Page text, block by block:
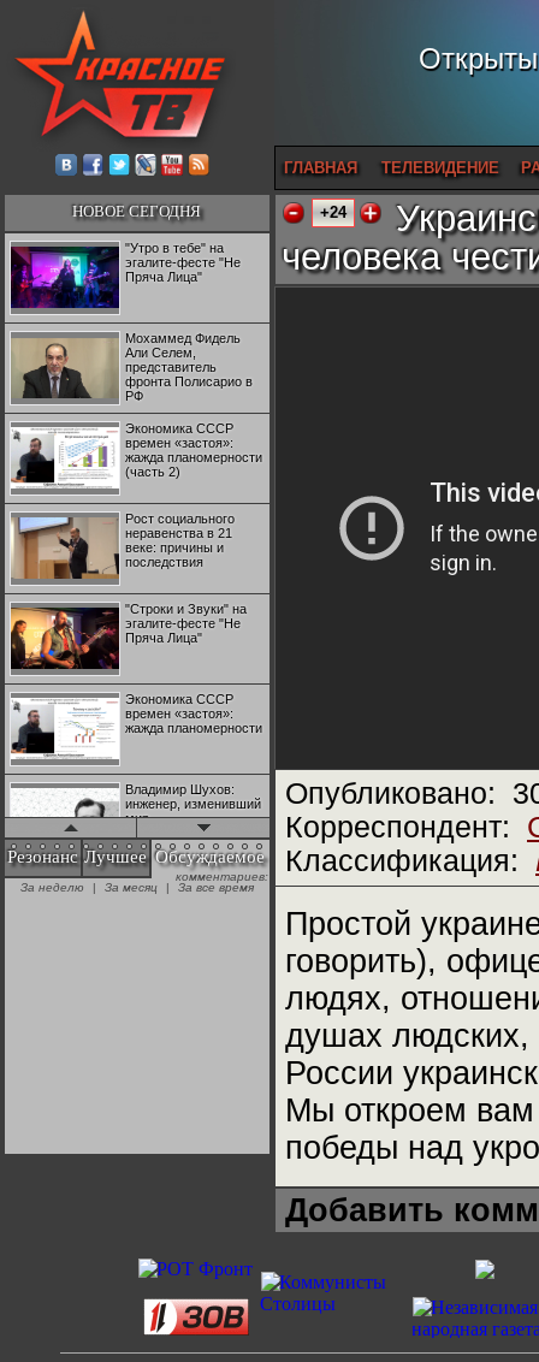
ГЛАВНАЯ ТЕЛЕВИДЕНИЕ
НОВОЕ СЕГОДНЯ
"Утро в тебе" на
эгалите-фесте "Не
Пряча Лица"
Мохаммед Фидель
Али Селем,
представитель
фронта Полисарио в
РФ
Экономика СССР
времен «застоя»:
жажда планомерности
(часть 2)
Рост социального
неравенства в 21
веке: причины и
последствия
"Строки и Звуки" на
эгалите-фесте "Не
Пряча Лица"
Экономика СССР
времен «застоя»:
жажда планомерности
Владимир Шухов:
инженер, изменивший
мир
"Аркадий Коц" на
эгалите-фесте "Не
Отечественной? Олег
Двуреченский о
потерянной
революционности
Резонанс Лучшее Обсуждаемое
комментариев:
За неделю
| За месяц | За все время
+24
человека
Опубликовано:
Корреспондент:
Классификация:
Простой
говорить),
людях,
душах людских,
России
Мы откроем
победы над
Добавить